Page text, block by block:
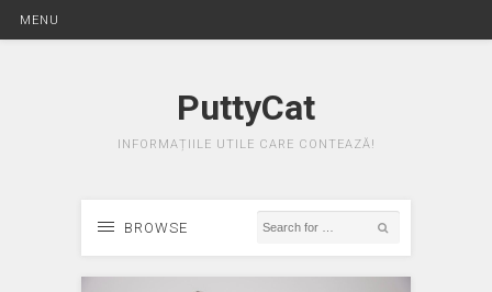
MENU
PuttyCat
INFORMAȚIILE UTILE CARE CONTEAZĂ!
BROWSE